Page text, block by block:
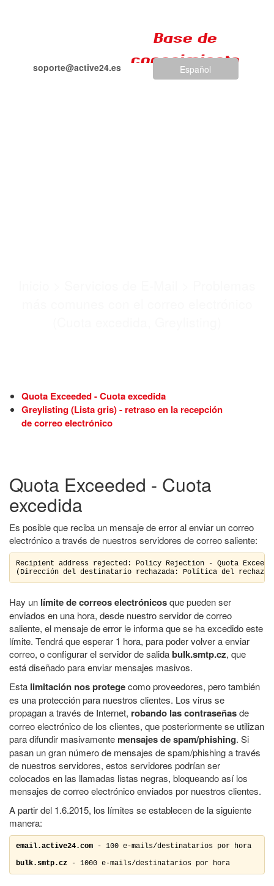
soporte@active24.es
Base de
conocimiento
Espaňol
Quota Exceeded - Cuota excedida
Greylisting (Lista gris) - retraso en la recepción
de correo electrónico
Quota Exceeded - Cuota
excedida
Es posible que reciba un mensaje de error al enviar un correo
electrónico a través de nuestros servidores de correo saliente:
Recipient address rejected: Policy Rejection - Quota
(Dirección del destinatario rechazada: Política del rechazo
Hay un límite de correos electrónicosque pueden ser
enviados en una hora, desde nuestro servidor de correo
saliente, el mensaje de error le informa que se ha excedido este
límite. Tendrá que esperar 1 hora, para poder volver a enviar
correo, o configurar el servidor de salidabulk.smtp.cz, que
está diseñado para enviar mensajes masivos.
Esta limitación nos protegecomo proveedores, pero también
es una protección para nuestros clientes. Los virus se
propagan a través de Internet, robando las contraseñasde
correo electrónico de los clientes, que posteriormente se utilizan
para difundir masivamente mensajes de spam/phishing. Si
pasan un gran número de mensajes de spam/phishing a través
de nuestros servidores, estos servidores podrían ser
colocados en las llamadas listas negras, bloqueando así los
mensajes de correo electrónico enviados por nuestros clientes.
A partir del 1.6.2015, los límites se establecen de la siguiente
manera:
email.active24.com - 100 e-mails/destinatarios por hora
bulk.smtp.cz - 1000 e-mails/destinatarios por hora